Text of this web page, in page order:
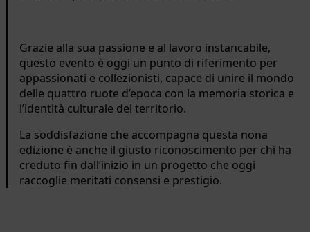
Grazie alla sua passione e al lavoro instancabile,
questo evento è oggi un punto di riferimento per
appassionati e collezionisti, capace di unire il mondo
delle quattro ruote d’epoca con la memoria storica e
l’identità culturale del territorio.
La soddisfazione che accompagna questa nona
edizione è anche il giusto riconoscimento per chi ha
creduto fin dall’inizio in un progetto che oggi
raccoglie meritati consensi e prestigio.